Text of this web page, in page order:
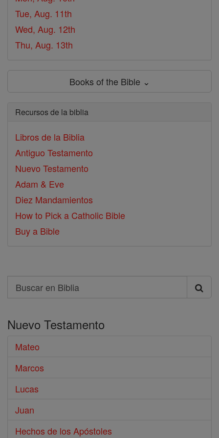
Tue, Aug. 11th
Wed, Aug. 12th
Thu, Aug. 13th
Books of the Bible ⌄
Recursos de la biblia
Libros de la Biblia
Antiguo Testamento
Nuevo Testamento
Adam & Eve
Diez Mandamientos
How to Pick a Catholic Bible
Buy a Bible
Search
Buscar
Biblia
Nuevo Testamento
Mateo
Marcos
Lucas
Juan
Hechos de los Apóstoles